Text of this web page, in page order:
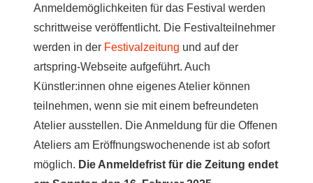
Anmeldemöglichkeiten für das Festival werden
schrittweise veröffentlicht. Die Festivalteilnehmer
werden in der Festivalzeitung und auf der
artspring-Webseite aufgeführt. Auch
Künstler:innen ohne eigenes Atelier können
teilnehmen, wenn sie mit einem befreundeten
Atelier ausstellen. Die Anmeldung für die Offenen
Ateliers am Eröffnungswochenende ist ab sofort
möglich. Die Anmeldefrist für die Zeitung endet